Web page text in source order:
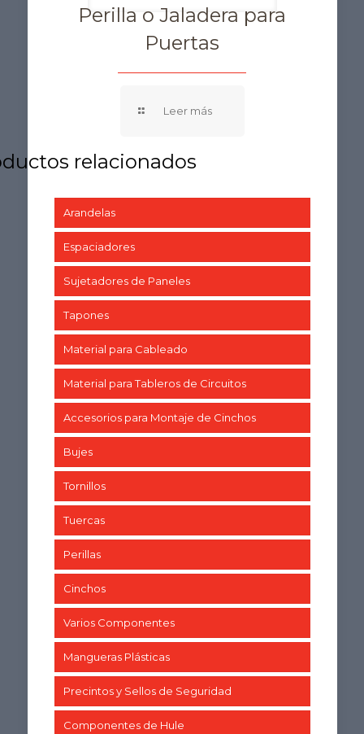
Perilla o Jaladera para
Puertas
Arandelas
Espaciadores
Sujetadores de Paneles
Tapones
Material para Cableado
Material para Tableros de Circuitos
Accesorios para Montaje de Cinchos
Bujes
Tornillos
Tuercas
Perillas
Cinchos
Varios Componentes
Mangueras Plásticas
Precintos y Sellos de Seguridad
Componentes de Hule